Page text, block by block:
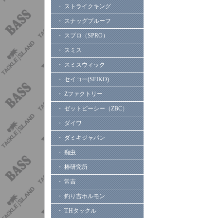
・ ストライクキング
・ スナッグプルーフ
・ スプロ（SPRO）
・ スミス
・ スミスウィック
・ セイコー(SEIKO)
・ Zファクトリー
・ ゼットビーシー（ZBC）
・ ダイワ
・ ダミキジャパン
・ 痴虫
・ 椿研究所
・ 常吉
・ 釣り吉ホルモン
・ T.Hタックル